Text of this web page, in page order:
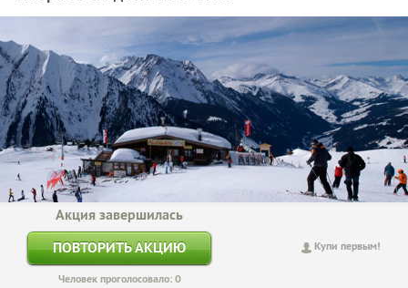
Купи первым!
Акция завершилась
ПОВТОРИТЬ АКЦИЮ
Человек проголосовало: 0